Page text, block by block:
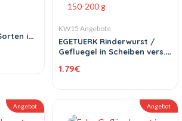
in
KW15 Angebote
EGETUERK Rinderwurst /
Gefluegel in Scheiben vers.
1.79€
Angebot Angebot